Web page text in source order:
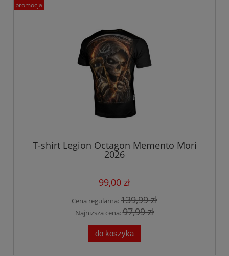
T-shirt Legion Octagon Memento Mori
2026
99,00 zł
Cena regularna:139,99 zł
Najniższa cena:97,99 zł
do koszyka
promocja